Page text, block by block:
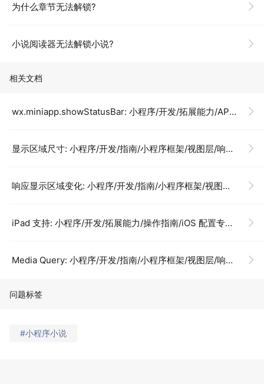
为什么章节无法解锁?
小说阅读器无法解锁小说?
相关文档
wx.miniapp.showStatusBar: 小程序/开发/拓展能力/API/多端框架新增API/显示状态栏
显示区域尺寸: 小程序/开发/指南/小程序框架/视图层/响应显示区域变化
响应显示区域变化: 小程序/开发/指南/小程序框架/视图层/响应显示区域变化
iPad 支持: 小程序/开发/拓展能力/操作指南/iOS 配置专区/iPad 支持
Media Query: 小程序/开发/指南/小程序框架/视图层/响应显示区域变化
问题标签
#小程序小说